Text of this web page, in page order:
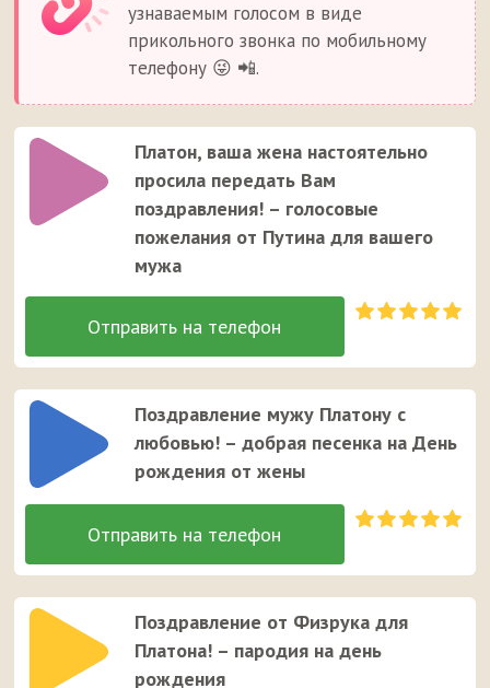
узнаваемым голосом в виде
прикольного звонка по мобильному
телефону 😜 📲.
Платон, ваша жена настоятельно
просила передать Вам
поздравления! – голосовые
пожелания от Путина для вашего
мужа
Поздравление мужу Платону с
любовью! – добрая песенка на День
рождения от жены
Поздравление от Физрука для
Платона! – пародия на день
рождения